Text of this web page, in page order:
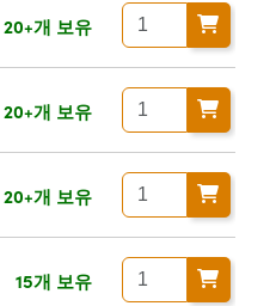
20+개 보유
20+개 보유
20+개 보유
15개 보유